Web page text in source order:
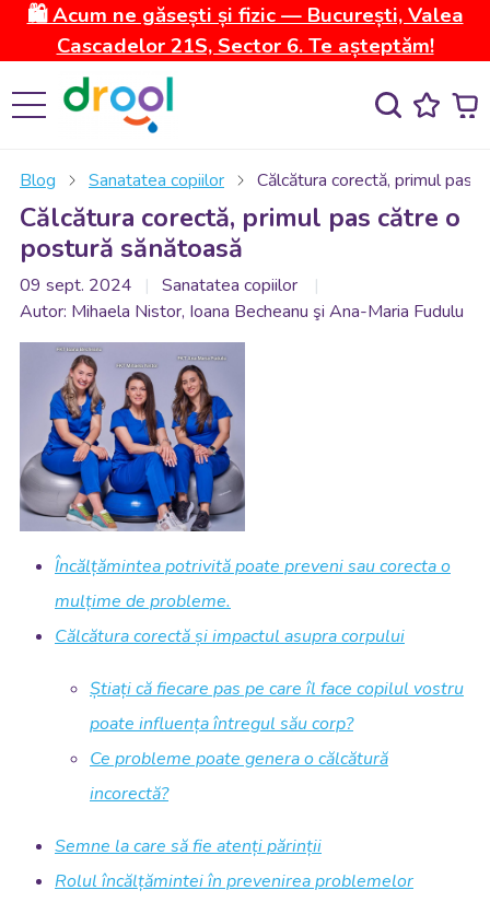
🛍️ Acum ne găsești și fizic — București, Valea
Cascadelor 21S, Sector 6. Te așteptăm!
Blog Sanatatea copiilor Călcătura corectă, primul pas
Călcătura corectă, primul pas către o
postură sănătoasă
09 sept. 2024
Sanatatea copiilor
Autor: Mihaela Nistor, Ioana Becheanu şi Ana-Maria Fudulu
Încălțămintea potrivită poate preveni sau corecta o
mulțime de probleme.
Călcătura corectă și impactul asupra corpului
Știați că fiecare pas pe care îl face copilul vostru
poate influența întregul său corp?
Ce probleme poate genera o călcătură
incorectă?
Semne la care să fie atenți părinții
Rolul încălțămintei în prevenirea problemelor